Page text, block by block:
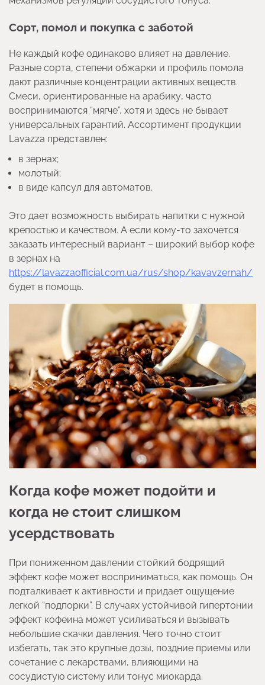
Сорт, помол и покупка с заботой
Не каждый кофе одинаково влияет на давление.
Разные сорта, степени обжарки и профиль помола
дают различные концентрации активных веществ.
Смеси, ориентированные на арабику, часто
воспринимаются “мягче”, хотя и здесь не бывает
универсальных гарантий. Ассортимент продукции
Lavazza представлен:
в зернах;
молотый;
в виде капсул для автоматов.
Это дает возможность выбирать напитки с нужной
крепостью и качеством. А если кому-то захочется
заказать интересный вариант – широкий выбор кофе
в зернах на
https://lavazzaofficial.com.ua/rus/shop/kavavzernah/
будет в помощь.
Когда кофе может подойти и
когда не стоит слишком
усердствовать
При пониженном давлении стойкий бодрящий
эффект кофе может восприниматься, как помощь. Он
подталкивает к активности и придает ощущение
легкой “подпорки”. В случаях устойчивой гипертонии
эффект кофеина может усиливаться и вызывать
небольшие скачки давления. Чего точно стоит
избегать, так это крупные дозы, поздние приемы или
сочетание с лекарствами, влияющими на
сосудистую систему или тонус миокарда.